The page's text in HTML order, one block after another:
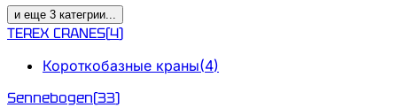
и еще 3 категрии...
TEREX CRANES(4)
Короткобазные краны(4)
Sennebogen(33)